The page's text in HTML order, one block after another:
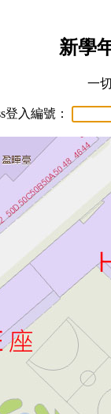
新學
一
登入編號：